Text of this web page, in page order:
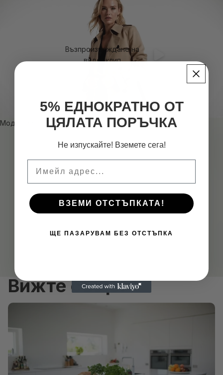
Възпроизвеждане на
видеоклип
Модел За Всеки
Вижте също:
5% ЕДНОКРАТНО ОТ
ЦЯЛАТА ПОРЪЧКА
Не изпускайте! Вземете сега!
ВЗЕМИ ОТСТЪПКАТА!
ЩЕ ПАЗАРУВАМ БЕЗ ОТСТЪПКА